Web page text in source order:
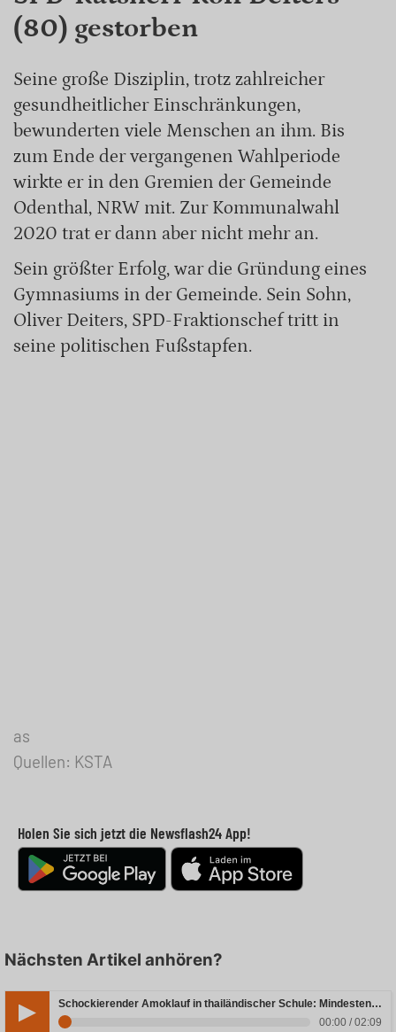
(80) gestorben
Seine große Disziplin, trotz zahlreicher
gesundheitlicher Einschränkungen,
bewunderten viele Menschen an ihm. Bis
zum Ende der vergangenen Wahlperiode
wirkte er in den Gremien der Gemeinde
Odenthal, NRW mit. Zur Kommunalwahl
2020 trat er dann aber nicht mehr an.
Sein größter Erfolg, war die Gründung eines
Gymnasiums in der Gemeinde. Sein Sohn,
Oliver Deiters, SPD-Fraktionschef tritt in
seine politischen Fußstapfen.
as
Quellen: KSTA
Holen Sie sich jetzt die Newsflash24 App!
Nächsten Artikel anhören?
Schockierender Amoklauf in thailändischer Schule: Mindestens sieben Todesfälle zu beklagen
00:00 / 02:09